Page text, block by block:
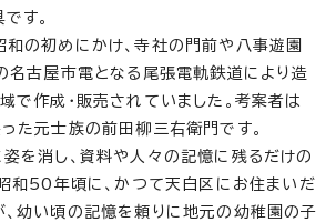
す。
和の初めにかけ、寺社の門前や八事遊園
名古屋市電となる尾張電軌鉄道により造
で作成・販売されていました。考案者は
た元士族の前田柳三右衛門です。
を消し、資料や人々の記憶に残るだけの
和50年頃に、かつて天白区にお住まいだ
幼い頃の記憶を頼りに地元の幼稚園の子